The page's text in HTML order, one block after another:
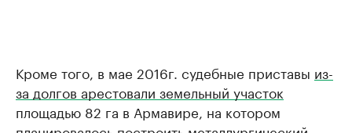
Кроме того, в мае 2016г. судебные приставы из-
за долгов арестовали земельный участок
площадью 82 га в Армавире, на котором